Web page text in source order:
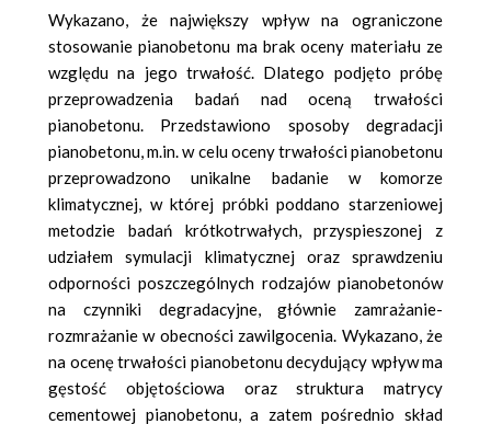
Wykazano, że największy wpływ na ograniczone
stosowanie pianobetonu ma brak oceny materiału ze
względu na jego trwałość. Dlatego podjęto próbę
przeprowadzenia badań nad oceną trwałości
pianobetonu. Przedstawiono sposoby degradacji
pianobetonu, m.in. w celu oceny trwałości pianobetonu
przeprowadzono unikalne badanie w komorze
klimatycznej, w której próbki poddano starzeniowej
metodzie badań krótkotrwałych, przyspieszonej z
udziałem symulacji klimatycznej oraz sprawdzeniu
odporności poszczególnych rodzajów pianobetonów
na czynniki degradacyjne, głównie zamrażanie-
rozmrażanie w obecności zawilgocenia. Wykazano, że
na ocenę trwałości pianobetonu decydujący wpływ ma
gęstość objętościowa oraz struktura matrycy
cementowej pianobetonu, a zatem pośrednio skład